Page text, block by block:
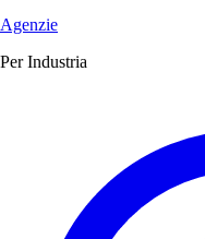
Agenzie
Per Industria